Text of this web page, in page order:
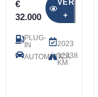
€
32.000
VER
+
PLUG-
IN
AUTOMÁTICA
2023
32038
KM